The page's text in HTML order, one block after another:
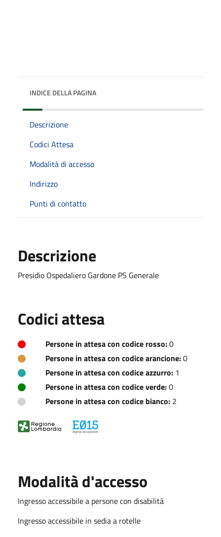
INDICE DELLA PAGINA
Descrizione
Codici Attesa
Modalità di accesso
Indirizzo
Punti di contatto
Descrizione
Presidio Ospedaliero Gardone PS Generale
Codici attesa
Persone in attesa con codice rosso:0
Persone in attesa con codice arancione:0
Persone in attesa con codice azzurro: 1
Persone in attesa con codice verde:0
Persone in attesa con codice bianco: 2
Modalità d'accesso
Ingresso accessibile a persone con disabilità
Ingresso accessibile in sedia a rotelle